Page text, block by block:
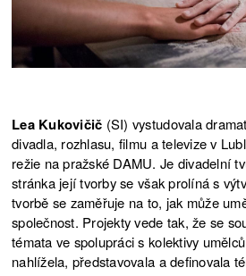
Lea Kukovičič (SI) vystudovala
divadla, rozhlasu, filmu a televize v
režie na pražské DAMU. Je divadelní
stránka její tvorby se však prolíná s
tvorbě se zaměřuje na to, jak může
společnost. Projekty vede tak, že se
témata ve spolupráci s kolektivy
nahlížela, představovala a definovala